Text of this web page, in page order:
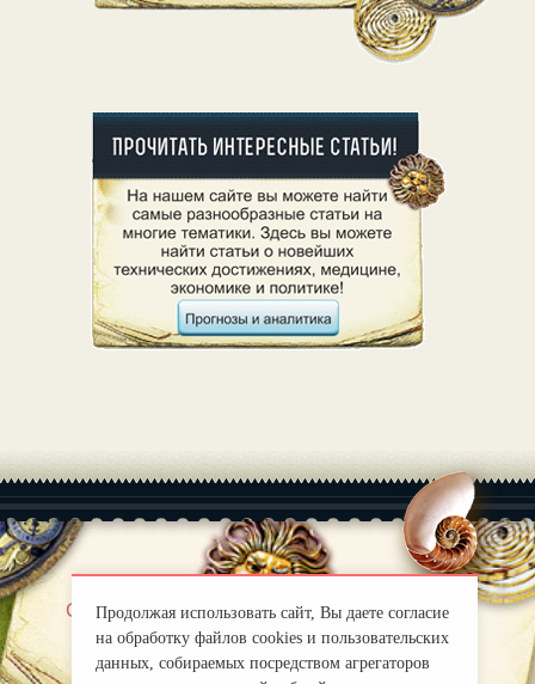
О нас |
Правила
mirprognoz@mail.ru
Продолжая использовать сайт, Вы даете согласие
на обработку файлов cookies и пользовательских
данных, собираемых посредством агрегаторов